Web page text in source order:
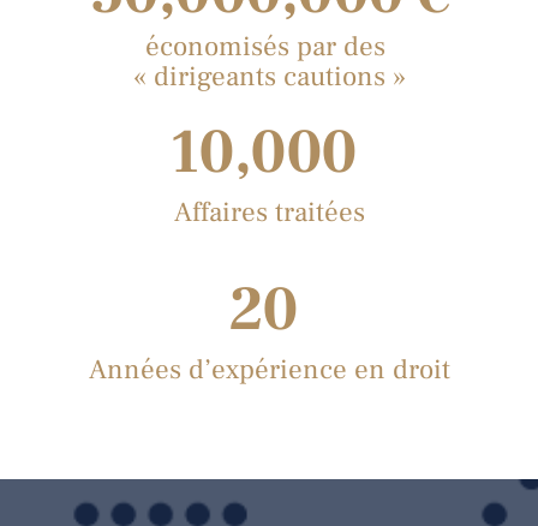
économisés par des
« dirigeants cautions »
10,000
Affaires traitées
20
Années d’expérience en droit